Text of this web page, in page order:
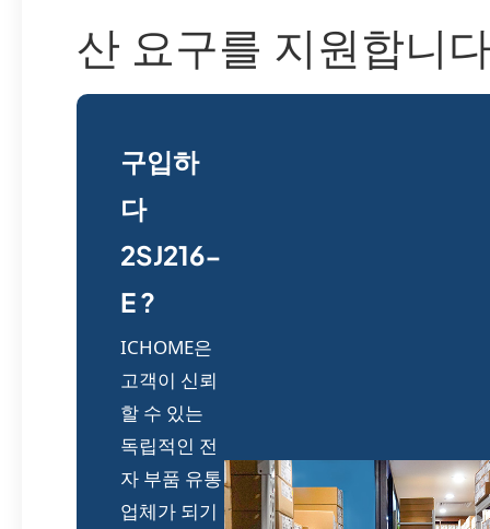
산 요구를 지원합니
구입하
다
2SJ216-
E ?
ICHOME은
고객이 신뢰
할 수 있는
독립적인 전
자 부품 유통
업체가 되기